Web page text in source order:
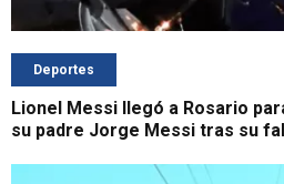
Deportes
Lionel Messi llegó a Rosario
su padre Jorge Messi tras su